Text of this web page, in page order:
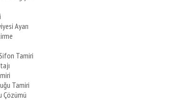
Ayarı
Tamiri
Tamiri
Çözümü